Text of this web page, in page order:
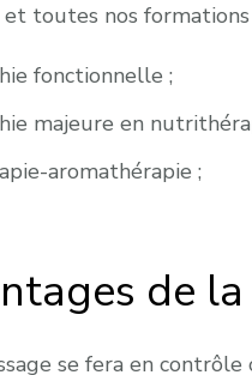
et toutes nos
fonctionnelle ;
majeure en
aromathérapie ;
de
se fera en